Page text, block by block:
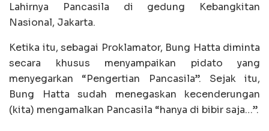
Lahirnya Pancasila di gedung Kebangkitan
Nasional, Jakarta.
Ketika itu, sebagai Proklamator, Bung Hatta diminta
secara khusus menyampaikan pidato yang
menyegarkan “Pengertian Pancasila”. Sejak itu,
Bung Hatta sudah menegaskan kecenderungan
(kita) mengamalkan Pancasila “hanya di bibir saja…”.